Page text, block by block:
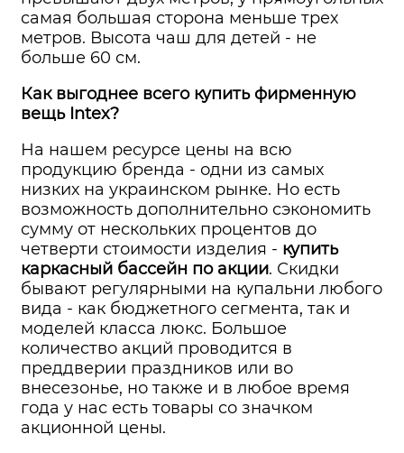
самая большая сторона меньше трех
метров. Высота чаш для детей - не
больше 60 см.
Как выгоднее всего купить фирменную
вещь Intex?
На нашем ресурсе цены на всю
продукцию бренда - одни из самых
низких на украинском рынке. Но есть
возможность дополнительно сэкономить
сумму от нескольких процентов до
четверти стоимости изделия - купить
каркасный бассейн по акции. Скидки
бывают регулярными на купальни любого
вида - как бюджетного сегмента, так и
моделей класса люкс. Большое
количество акций проводится в
преддверии праздников или во
внесезонье, но также и в любое время
года у нас есть товары со значком
акционной цены.